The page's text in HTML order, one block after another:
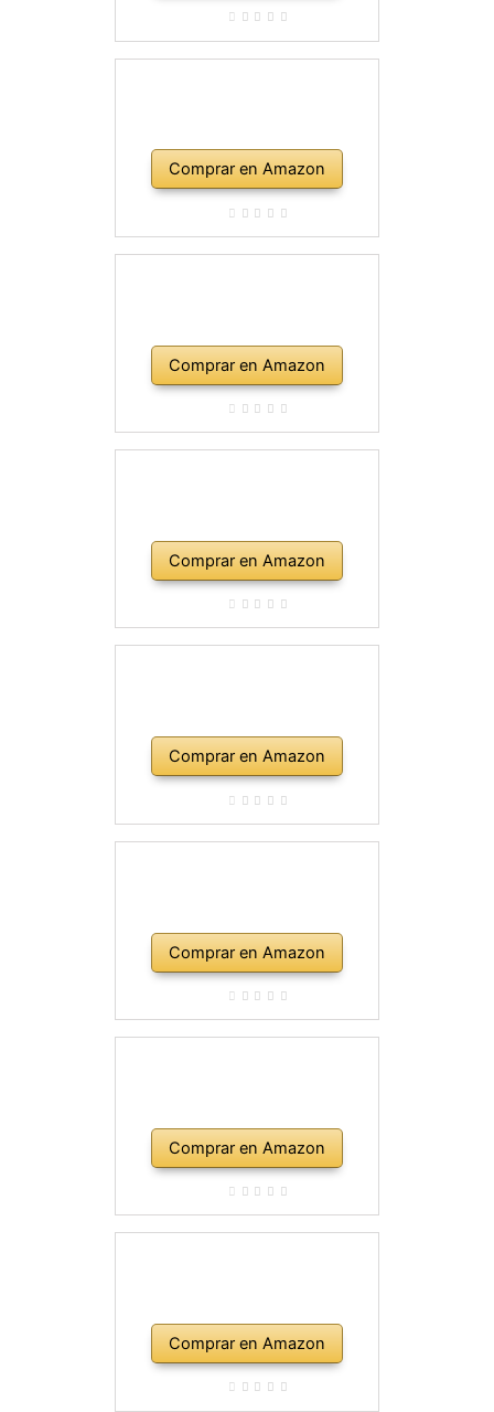
Comprar en Amazon
Comprar en Amazon
Comprar en Amazon
Comprar en Amazon
Comprar en Amazon
Comprar en Amazon
Comprar en Amazon